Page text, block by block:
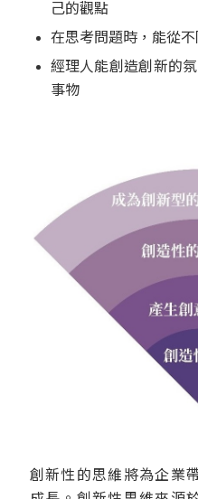
己的觀點
在思考問題時，能從
經理人能創造創新的
事物
創新性的思維將為企業